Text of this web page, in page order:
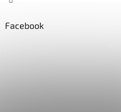
Facebook